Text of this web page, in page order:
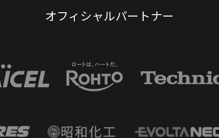
オフィシャルパートナー